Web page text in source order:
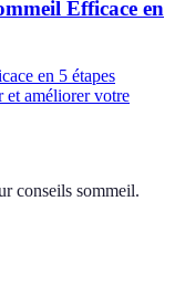
Efficace en
en 5 étapes
et améliorer votre
conseils sommeil.